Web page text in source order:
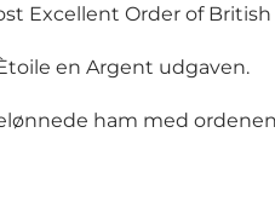
Excellent Order of British
en Argent udgaven.
ham med